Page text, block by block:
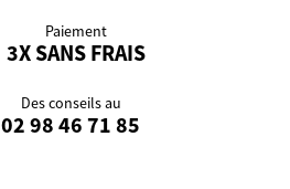
Paiement
3X SANS FRAIS
Des conseils au
02 98 46 71 85